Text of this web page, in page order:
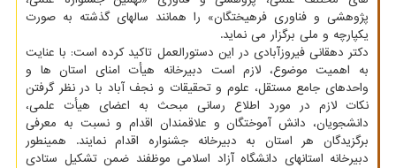
پژوهشی و فناوری فرهیختگان» را همانند سالهای گذشته به صورت
یکپارچه و ملی برگزار می نماید.
دکتر دهقانی فیروزآبادی در این دستورالعمل تاکید کرده است: با عنایت
به اهمیت موضوع، لازم است دبیرخانه هیأت امنای استان ها و
واحدهای جامع مستقل، علوم و تحقیقات و نجف آباد با در نظر گرفتن
نکات لازم در مورد اطلاع رسانی مبحث به اعضای هیأت علمی،
دانشجویان، دانش آموختگان و علاقمندان اقدام و نسبت به معرفی
برگزیدگان هر استان به دبیرخانه جشنواره اقدام نمایند. همینطور
دبیرخانه استانهای دانشگاه آزاد اسلامی موظفند ضمن تشکیل ستادی